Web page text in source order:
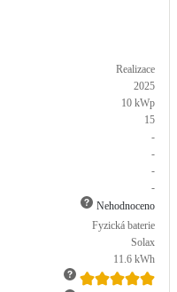
Realizace
2025
10 kWp
15
-
-
-
-
Nehodnoceno
Fyzická baterie
Solax
11.6 kWh